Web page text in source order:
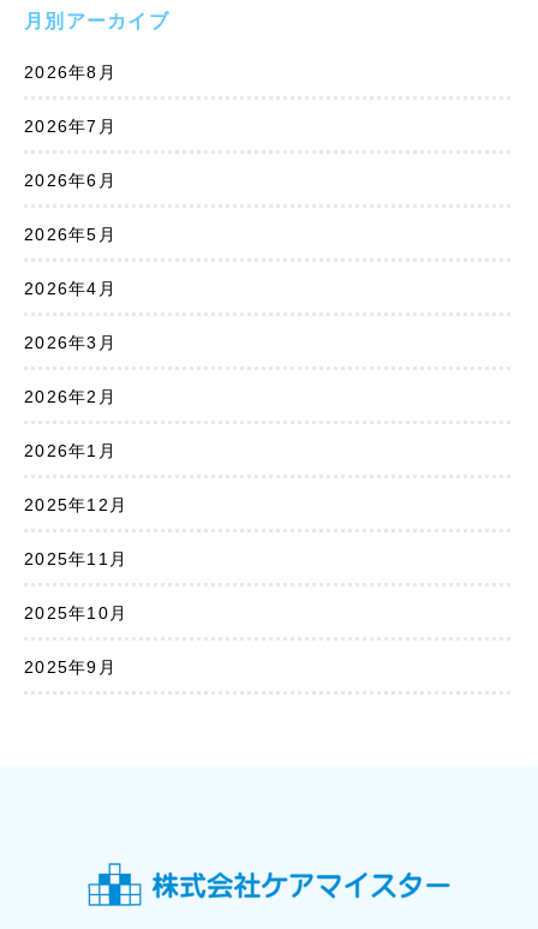
月別アーカイブ
2026年8月
2026年7月
2026年6月
2026年5月
2026年4月
2026年3月
2026年2月
2026年1月
2025年12月
2025年11月
2025年10月
2025年9月